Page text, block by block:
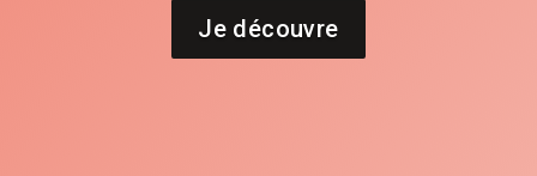
Je découvre